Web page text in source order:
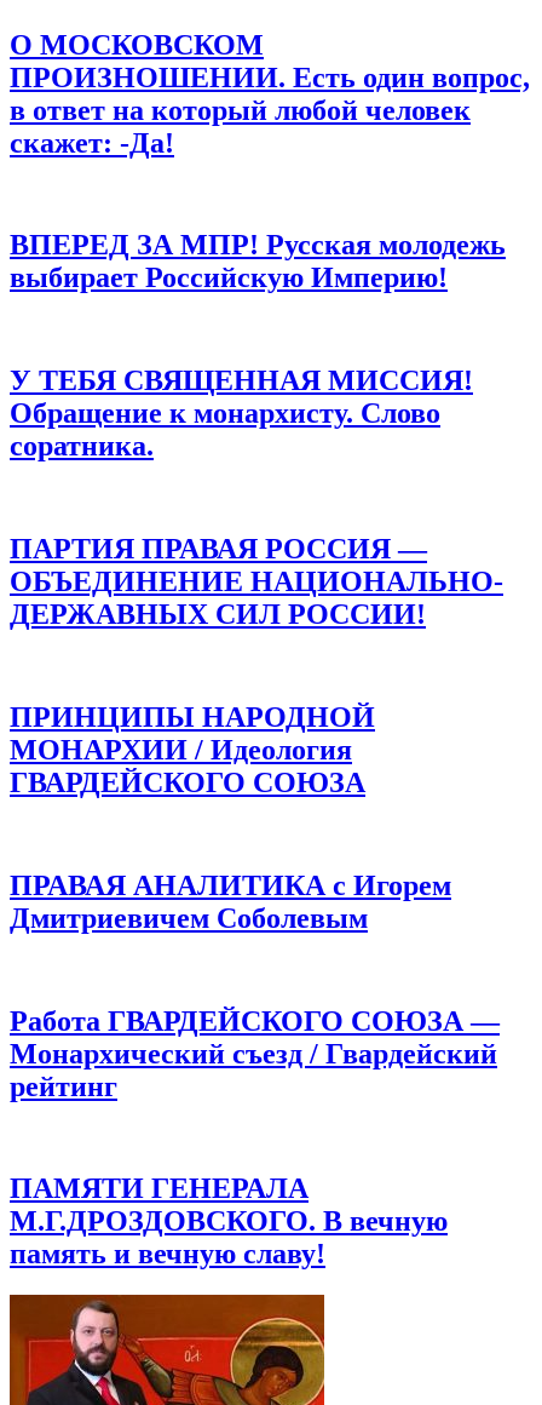
Комментарий*
Имя*
Email*
Сохранить моё имя, email и адрес сайта в этом браузере для
последующих моих комментариев.
О МОСКОВСКОМ
ПРОИЗНОШЕНИИ. Есть один вопрос,
в ответ на который любой человек
скажет: -Да!
ВПЕРЕД ЗА МПР! Русская молодежь
выбирает Российскую Империю!
У ТЕБЯ СВЯЩЕННАЯ МИССИЯ!
Обращение к монархисту. Слово
соратника.
ПАРТИЯ ПРАВАЯ РОССИЯ —
ОБЪЕДИНЕНИЕ НАЦИОНАЛЬНО-
ДЕРЖАВНЫХ СИЛ РОССИИ!
ПРИНЦИПЫ НАРОДНОЙ
МОНАРХИИ / Идеология
ГВАРДЕЙСКОГО СОЮЗА
ПРАВАЯ АНАЛИТИКА с Игорем
Дмитриевичем Соболевым
Работа ГВАРДЕЙСКОГО СОЮЗА —
Монархический съезд / Гвардейский
рейтинг
ПАМЯТИ ГЕНЕРАЛА
М.Г.ДРОЗДОВСКОГО. В вечную
память и вечную славу!